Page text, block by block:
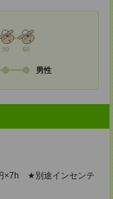
50 60
男性
×7h ★別途インセンテ